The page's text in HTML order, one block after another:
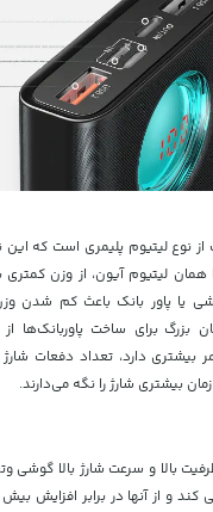
از نوع لیتیوم پلیمری است که این
لیتیوم آیون، از وزن کمتری
یا پاور بانک باعث کم شدن
بزرگ برای ساخت پاوربانک‌ها
بیشتری دارد، تعداد دفعات
بیشتری شارژ را نگه می‌دارند.
بالا و سرعت شارژ بالا گوشی
کند و از آنها در برابر افزایش بیش